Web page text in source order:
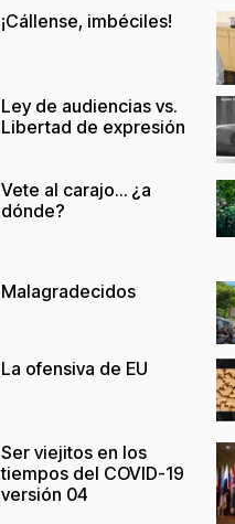
¡Cállense, imbéciles!
Ley de audiencias vs.
Libertad de expresión
Vete al carajo… ¿a
dónde?
Malagradecidos
La ofensiva de EU
Ser viejitos en los
tiempos del COVID-19
versión 04